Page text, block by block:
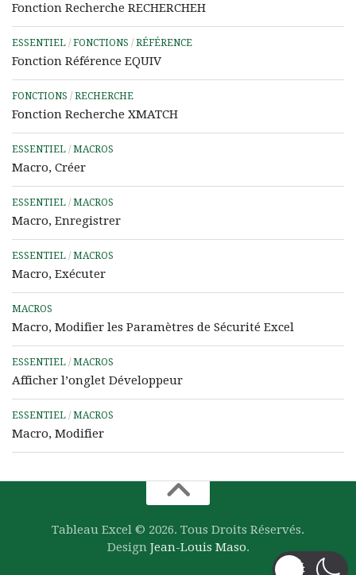
Fonction Recherche RECHERCHEH
ESSENTIEL / FONCTIONS / RÉFÉRENCE
Fonction Référence EQUIV
FONCTIONS / RECHERCHE
Fonction Recherche XMATCH
ESSENTIEL / MACROS
Macro, Créer
ESSENTIEL / MACROS
Macro, Enregistrer
ESSENTIEL / MACROS
Macro, Exécuter
MACROS
Macro, Modifier les Paramètres de Sécurité Excel
ESSENTIEL / MACROS
Afficher l’onglet Développeur
ESSENTIEL / MACROS
Macro, Modifier
Tableau Excel © 2026. Tous Droits Réservés.
Design Jean-Louis Maso.